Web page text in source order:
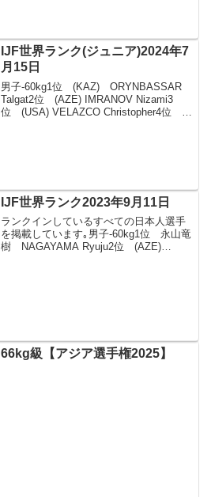
IJF世界ランク(ジュニア)2024年7
月15日
男子-60kg1位 (KAZ) ORYNBASSAR
Talgat2位 (AZE) IMRANOV Nizami3
位 (USA) VELAZCO Christopher4位 福
IJF世界ランク2023年9月11日
ランクインしているすべての日本人選手
を掲載しています｡男子-60kg1位 永山竜
樹 NAGAYAMA Ryuju2位 (AZE)
66kg級【アジア選手権2025】